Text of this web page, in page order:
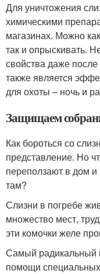
Для уничтожения
химическими
магазинах. Можно
так и опрыскивать.
свойства даже
также является
для охоты – ночь и
Защищаем
Как бороться со
представление. Но
переползают в дом
там?
Слизни в погребе
множество мест,
эти комочки желе
Самый радикальный
помощи